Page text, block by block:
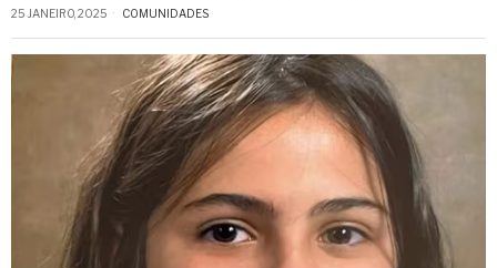
25 JANEIRO, 2025 COMUNIDADES